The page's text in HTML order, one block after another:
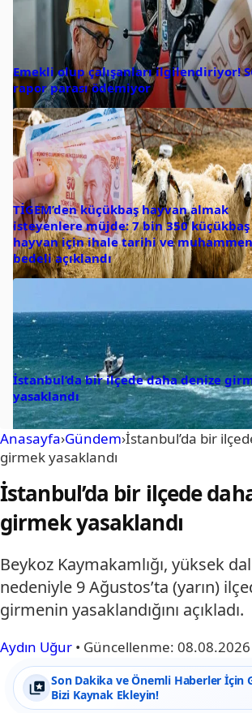
Emekli olup çalışanları ilgilendiriyor!
rapor parası ödemiyor
TİGEM’den küçükbaş hayvan almak
isteyenlere müjde: 7 bin 350 küçükbaş
hayvan için ihale tarihi ve muhammen
bedeli açıklandı
İstanbul’da bir ilçede daha denize
yasaklandı
Anasayfa›Gündem›İstanbul’da bir
girmek yasaklandı
İstanbul’da bir ilçede
girmek yasaklandı
Beykoz Kaymakamlığı, yüksek
nedeniyle 9 Ağustos’ta (yarın)
girmenin yasaklandığını açıkladı.
Aydın Uğur • Güncellenme:
Son Dakika ve Önemli Haberler İçin
Bizi Kaynak Ekleyin!